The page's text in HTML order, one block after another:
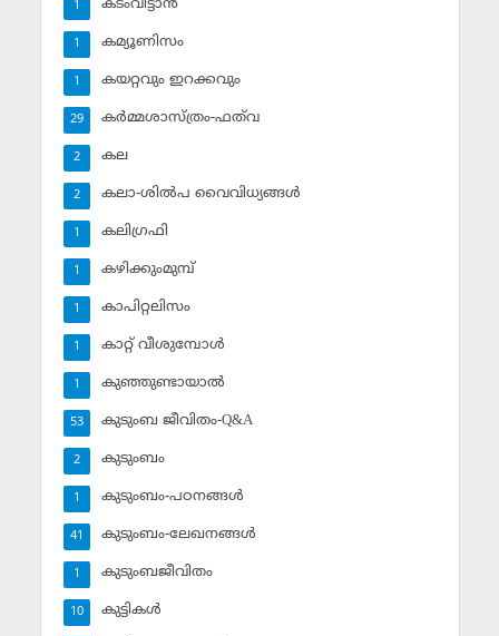
1
കമ്യൂണിസം
1
കയറ്റവും ഇറക്കവും
1
കര്‍മ്മശാസ്ത്രം-ഫത്‌വ
29
കല
2
കലാ-ശില്‍പ വൈവിധ്യങ്ങള്‍
2
കലിഗ്രഫി
1
കഴിക്കുംമുമ്പ്
1
കാപിറ്റലിസം
1
കാറ്റ് വീശുമ്പോള്‍
1
കുഞ്ഞുണ്ടായാല്‍
1
കുടുംബ ജീവിതം-Q&A
53
കുടുംബം
2
കുടുംബം-പഠനങ്ങള്‍
1
കുടുംബം-ലേഖനങ്ങള്‍
41
കുടുംബജീവിതം
1
കുട്ടികള്‍
10